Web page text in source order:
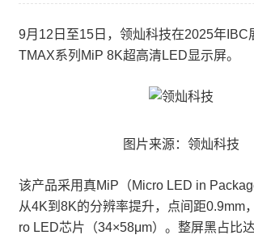
9月12日至15日，领灿科技在2025年IBC
TMAX系列MiP 8K超高清LED显示屏。
图片来源：领灿科技
该产品采用真MiP（Micro LED in
从4K到8K的分辨率提升，点间距0.9mm
ro LED芯片（34×58μm）。整屏黑占比